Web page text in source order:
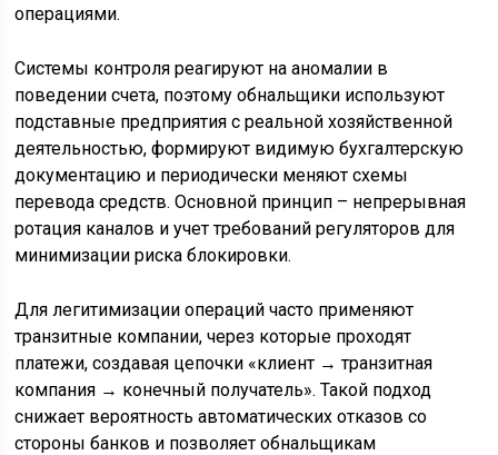
операциями.
Системы контроля реагируют на аномалии в
поведении счета, поэтому обнальщики используют
подставные предприятия с реальной хозяйственной
деятельностью, формируют видимую бухгалтерскую
документацию и периодически меняют схемы
перевода средств. Основной принцип – непрерывная
ротация каналов и учет требований регуляторов для
минимизации риска блокировки.
Для легитимизации операций часто применяют
транзитные компании, через которые проходят
платежи, создавая цепочки «клиент → транзитная
компания → конечный получатель». Такой подход
снижает вероятность автоматических отказов со
стороны банков и позволяет обнальщикам